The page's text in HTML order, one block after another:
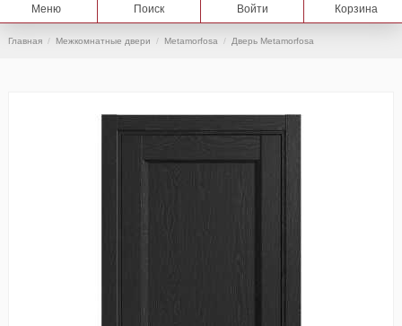
Меню Поиск Войти Корзина
Главная Межкомнатные двери Metamorfosa Дверь Metamorfosa